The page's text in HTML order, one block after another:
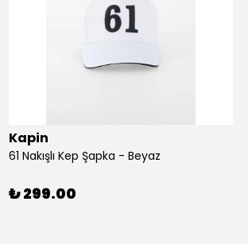
Kapin
61 Nakışlı Kep Şapka - Beyaz
₺ 299.00